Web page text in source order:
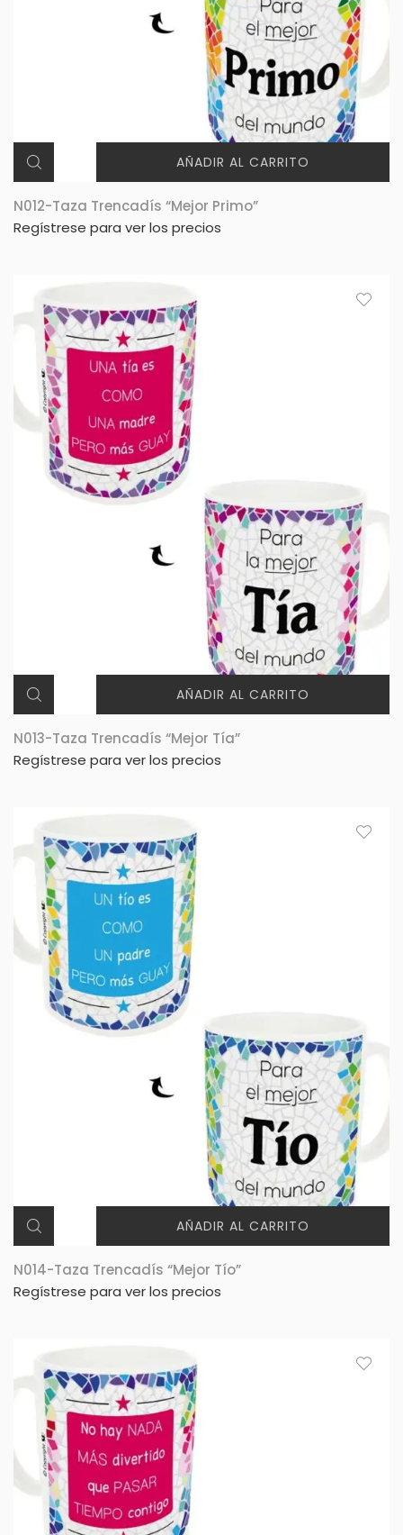
AÑADIR AL CARRITO
N012-Taza Trencadís “Mejor Primo”
Regístrese para ver los precios
AÑADIR AL CARRITO
N013-Taza Trencadís “Mejor Tía”
Regístrese para ver los precios
AÑADIR AL CARRITO
N014-Taza Trencadís “Mejor Tío”
Regístrese para ver los precios